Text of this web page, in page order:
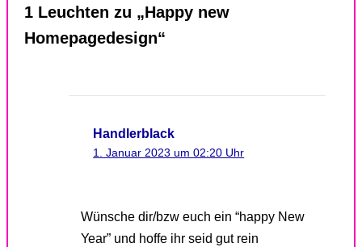
1 Leuchten zu „Happy new
Homepagedesign“
Handlerblack
1. Januar 2023 um 02:20 Uhr
Wünsche dir/bzw euch ein “happy New
Year” und hoffe ihr seid gut rein